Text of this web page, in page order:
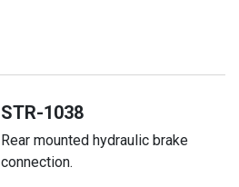
STR-1038
Rear mounted hydraulic brake
connection.